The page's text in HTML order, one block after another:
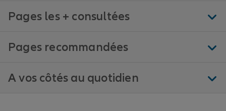
Pages les + consultées
Pages recommandées
A vos côtés au quotidien